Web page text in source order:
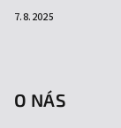
7.8.2025
O NÁS